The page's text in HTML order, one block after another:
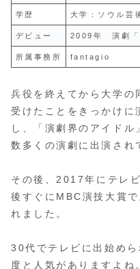
学歴 大学：ソウル芸
デビュー 2009年 演劇「
所属事務所 fantagio
兵役を終えてから大学の
受けたことをきっかけに
し、「演劇界のアイド
数多くの演劇に出演され
その後、2017年にテレ
後すぐにMBC演技大賞
れました。
30代でテレビに出始め
度と人気がありますよね